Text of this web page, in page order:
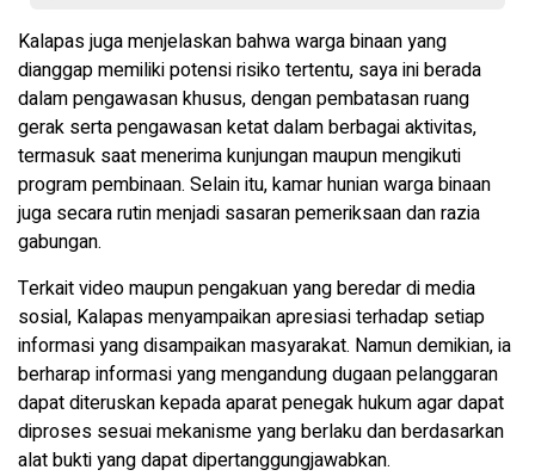
Kalapas juga menjelaskan bahwa warga binaan yang
dianggap memiliki potensi risiko tertentu, saya ini berada
dalam pengawasan khusus, dengan pembatasan ruang
gerak serta pengawasan ketat dalam berbagai aktivitas,
termasuk saat menerima kunjungan maupun mengikuti
program pembinaan. Selain itu, kamar hunian warga binaan
juga secara rutin menjadi sasaran pemeriksaan dan razia
gabungan.
Terkait video maupun pengakuan yang beredar di media
sosial, Kalapas menyampaikan apresiasi terhadap setiap
informasi yang disampaikan masyarakat. Namun demikian, ia
berharap informasi yang mengandung dugaan pelanggaran
dapat diteruskan kepada aparat penegak hukum agar dapat
diproses sesuai mekanisme yang berlaku dan berdasarkan
alat bukti yang dapat dipertanggungjawabkan.